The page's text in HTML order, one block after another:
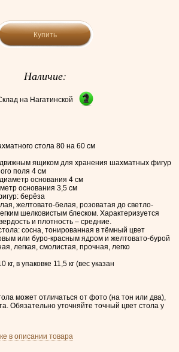
Купить
Наличие:
на Нагатинской
стола 80 на 60 см
ящиком для хранения шахматных фигур
поля 4 см
основания 4 см
основания 3,5 см
берёза
желтовато-белая, розоватая до светло-
шелковистым блеском. Характеризуется
и плотность – средние.
сосна, тонированная в тёмный цвет
или буро-красным ядром и желтовато-бурой
легкая, смолистая, прочная, легко
в упаковке 11,5 кг (вес указан
может отличаться от фото (на тон или два),
Обязательно уточняйте точный цвет стола у
в описании товара